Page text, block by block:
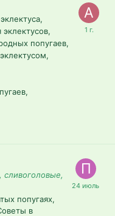
попугаев
попугаях
в